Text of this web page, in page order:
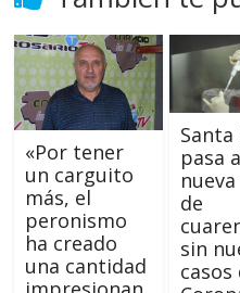
«Por tener
un carguito
más, el
peronismo
ha creado
una cantidad
Santa
pasa
de
sin
casos